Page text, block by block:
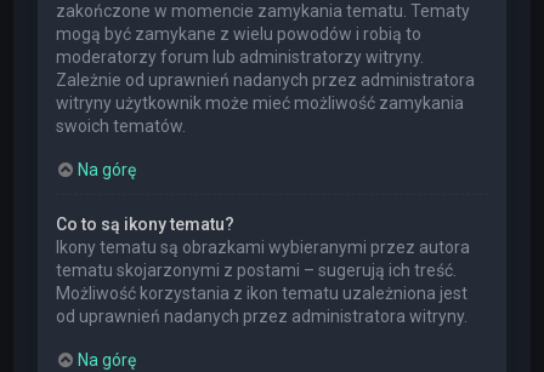
zakończone w momencie zamykania tematu. Tematy
mogą być zamykane z wielu powodów i robią to
moderatorzy forum lub administratorzy witryny.
Zależnie od uprawnień nadanych przez administratora
witryny użytkownik może mieć możliwość zamykania
swoich tematów.
Na górę
Co to są ikony tematu?
Ikony tematu są obrazkami wybieranymi przez autora
tematu skojarzonymi z postami – sugerują ich treść.
Możliwość korzystania z ikon tematu uzależniona jest
od uprawnień nadanych przez administratora witryny.
Na górę